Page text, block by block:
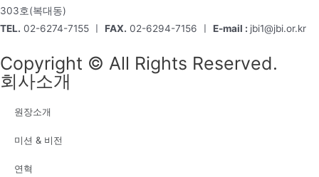
303호(복대동)
TEL. 02-6274-7155 ㅣ FAX. 02-6294-7156 ㅣ E-mail : jbi1@jbi.or.kr
Copyright © All Rights Reserved.
회사소개
원장소개
미션 & 비전
연혁